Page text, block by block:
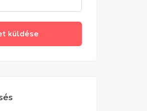
küldése